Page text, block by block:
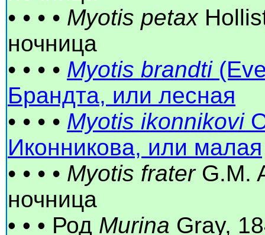
• • • • Myotis petax
ночница
• • • • Myotis brandti
Брандта, или лесная
• • • • Myotis ikonnikovi
Иконникова, или малая
• • • • Myotis fraterG.M.
ночница
• • • Род Murina Gray,